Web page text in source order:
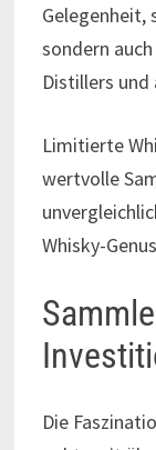
Gelegenheit,
sondern
Distillers und
Limitierte
wertvolle
Whisky-
Die